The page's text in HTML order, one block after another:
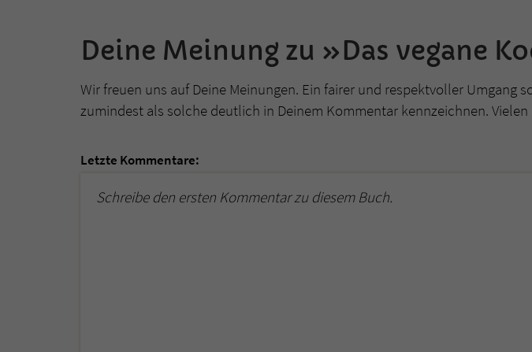
Deine Meinung zu »Das vegane
Wir freuen uns auf Deine Meinungen. Ein fairer und respektvoller
zumindest als solche deutlich in Deinem Kommentar kennzeichnen. Vielen
Letzte Kommentare:
Schreibe den ersten Kommentar zu diesem Buch.